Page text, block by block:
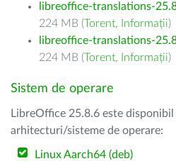
libreoffice-translations-
224 MB (Torent, Informații)
libreoffice-translations-
224 MB (Torent, Informații)
Sistem de operare
LibreOffice 25.8.6 este
arhitecturi/sisteme de operare:
Linux Aarch64 (deb)